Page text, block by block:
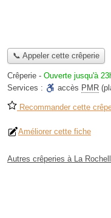
📞 Appeler cette crêperie
Crêperie - Ouverte jusqu'à
Services :
accès PMR
Recommander cette
Améliorer cette fiche
Autres crêperies à La